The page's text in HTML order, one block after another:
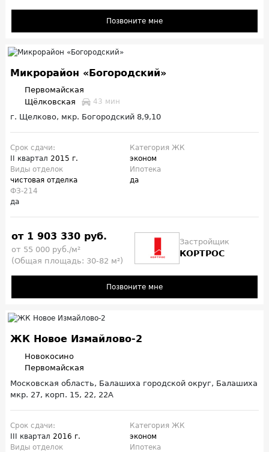
Позвоните мне
Микрорайон «Богородский»
Первомайская
Щёлковская
43 мин
г. Щелково, мкр. Богородский 8,9,10
Срок сдачи:
II квартал 2015 г.
Категория ЖК
эконом
Виды отделок
чистовая отделка
Ипотека
да
ФЗ-214
да
от 1 903 330 руб.
от 55 000 руб./м²
(Общая площадь: 30-82 м²)
Застройщик
КОРТРОС
Позвоните мне
ЖК Новое Измайлово-2
Новокосино
Первомайская
Московская область, Балашиха городской округ, Балашиха
мкр. 27, корп. 15, 22, 22А
Срок сдачи:
III квартал 2016 г.
Категория ЖК
эконом
Виды отделок
Ипотека